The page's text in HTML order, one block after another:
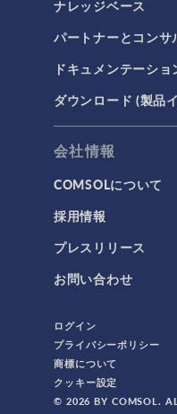
ナレッジベース
パートナーとコンサ
ドキュメンテーショ
ダウンロード (製品
会社情報
COMSOLについて
採用情報
プレスリリース
お問い合わせ
ログイン
プライバシーポリシー
商標について
クッキー設定
© 2026 BY COMSOL.